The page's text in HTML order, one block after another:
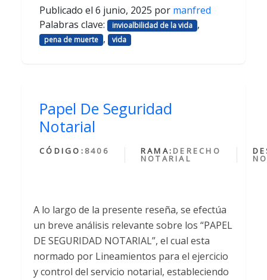
Publicado el 6 junio, 2025 por manfred
Palabras clave:
invioalbilidad de la vida ,
pena de muerte , vida
Papel De Seguridad
Notarial
CÓDIGO: 8406 RAMA: DERECHO
NOTARIAL
A lo largo de la presente reseña, se efectúa
un breve análisis relevante sobre los “PAPEL
DE SEGURIDAD NOTARIAL”, el cual esta
normado por Lineamientos para el ejercicio
y control del servicio notarial, estableciendo